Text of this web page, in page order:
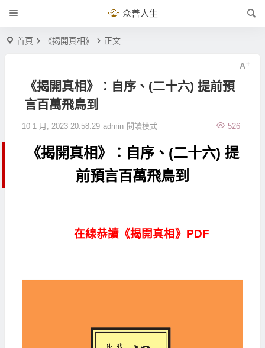
众善人生
首頁 《揭開真相》 正文
《揭開真相》：自序、(二十六) 提前預
言百萬飛鳥到
10 1 月, 2023 20:58:29 admin 526
閱讀模式
《揭開真相》：自序、(二十六) 提
前預言百萬飛鳥到
在線恭讀《揭開真相》PDF